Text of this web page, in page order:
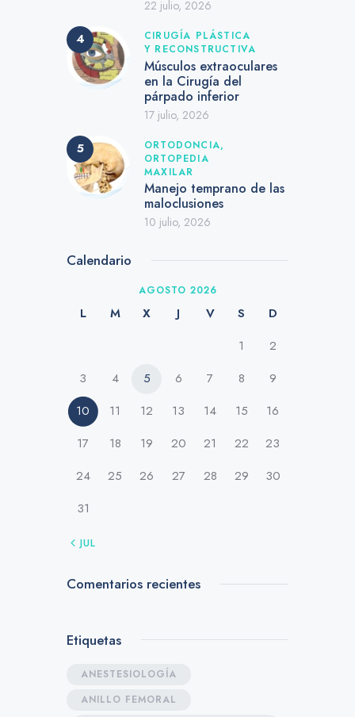
22 julio, 2026
CIRUGÍA PLÁSTICA
Y RECONSTRUCTIVA
Músculos extraoculares
en la Cirugía del
párpado inferior
17 julio, 2026
ORTODONCIA,
ORTOPEDIA
MAXILAR
Manejo temprano de las
maloclusiones
10 julio, 2026
Calendario
AGOSTO 2026
L M X J V S
D
1
2
3
4 5 6 7 8
9
10
11 12 13 14 15
16
17
18 19 20 21 22
23
24
25 26 27 28 29
30
31
« JUL
Comentarios recientes
Etiquetas
ANESTESIOLOGÍA
ANILLO FEMORAL